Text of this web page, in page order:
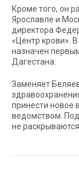
Кроме того, он
Ярославле и
директора
«Центр крови».
назначен
Дагестана.
Заменяет
принести новое
ведомством.
не раскрываются.